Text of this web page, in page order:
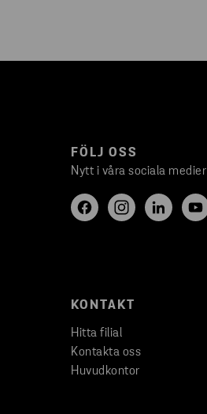
FÖLJ OSS
Nytt i våra sociala medier
KONTAKT
Hitta filial
Kontakta oss
Huvudkontor